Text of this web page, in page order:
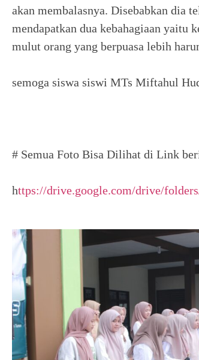
akan membalasnya. Disebabkan dia
mendapatkan dua kebahagiaan yaitu
mulut orang yang berpuasa lebih
semoga siswa siswi MTs Miftahul
# Semua Foto Bisa Dilihat di Link
https://drive.google.com/drive/